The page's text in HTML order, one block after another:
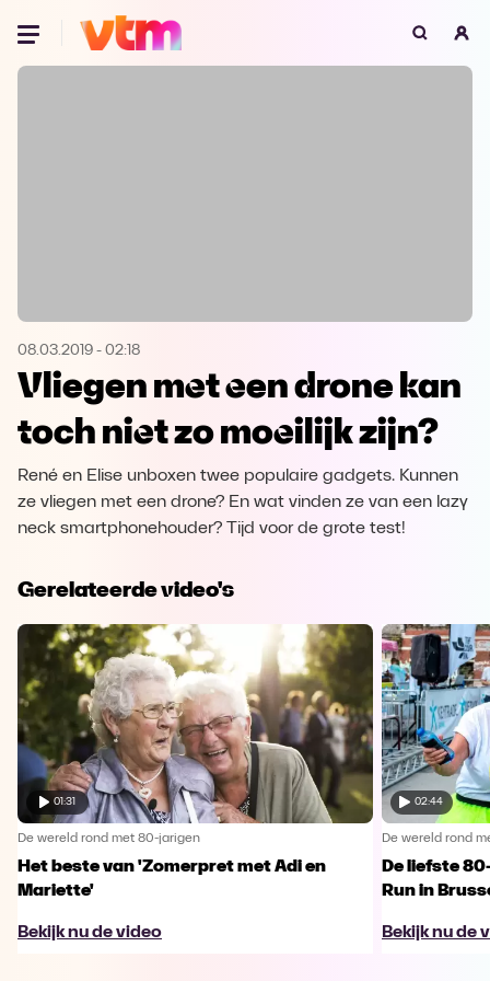
Oeps, browser niet ondersteund
Microsoft Edge Download
Opera Download
08.03.2019 - 02:18
Vliegen met een drone kan
toch niet zo moeilijk zijn?
René en Elise unboxen twee populaire gadgets. Kunnen
ze vliegen met een drone? En wat vinden ze van een lazy
neck smartphonehouder? Tijd voor de grote test!
Gerelateerde video's
01:31
De wereld rond met 80-jarigen
Het beste van 'Zomerpret met Adi en
Mariette'
Bekijk nu de video
02:44
De wereld rond
De liefste
Run in
Bekijk nu de